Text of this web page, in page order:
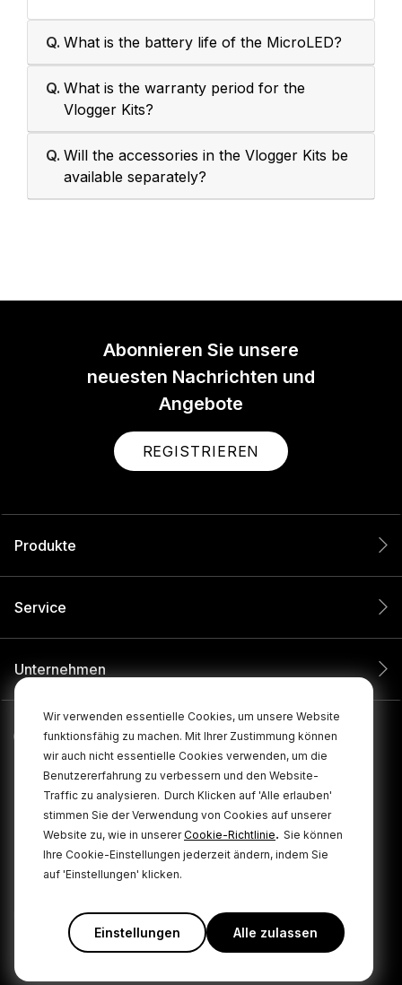
Wir verwenden essentielle Cookies, um unsere Website
funktionsfähig zu machen. Mit Ihrer Zustimmung können
wir auch nicht essentielle Cookies verwenden, um die
Benutzererfahrung zu verbessern und den Website-
Traffic zu analysieren. Durch Klicken auf 'Alle erlauben'
stimmen Sie der Verwendung von Cookies auf unserer
Website zu, wie in unsererCookie-Richtlinie. Sie können
Ihre Cookie-Einstellungen jederzeit ändern, indem Sie
auf 'Einstellungen' klicken.
Einstellungen Alle zulassen
Q. What is the battery life of the MicroLED?
Q. What is the warranty period for the
Vlogger Kits?
Q. Will the accessories in the Vlogger Kits be
available separately?
Abonnieren Sie unsere
neuesten Nachrichten und
Angebote
REGISTRIEREN
Produkte
Service
Unternehmen
© 2026 RØDE Alle Rechte vorbehalten.
Datenschutzbestimmungen | Geschäftsbedingungen |
Policy